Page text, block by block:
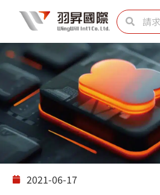
内
容
Search
解决方案
2021-06-17